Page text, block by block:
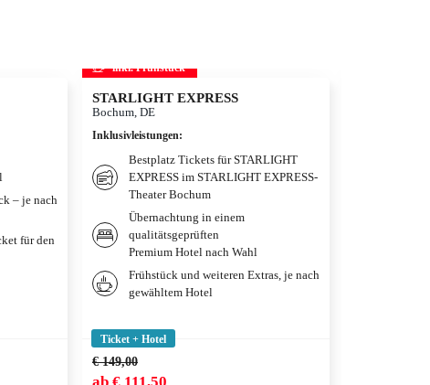
– je nach
für den
inkl. Frühstück
STARLIGHT EXPRESS
Bochum, DE
Inklusivleistungen:
Bestplatz Tickets für STARLIGHT
EXPRESS im STARLIGHT EXPRESS-
Theater Bochum
Übernachtung in einem
qualitätsgeprüften
Premium Hotel nach Wahl
Frühstück und weiteren Extras, je nach
gewähltem Hotel
Ticket + Hotel
€ 149,00